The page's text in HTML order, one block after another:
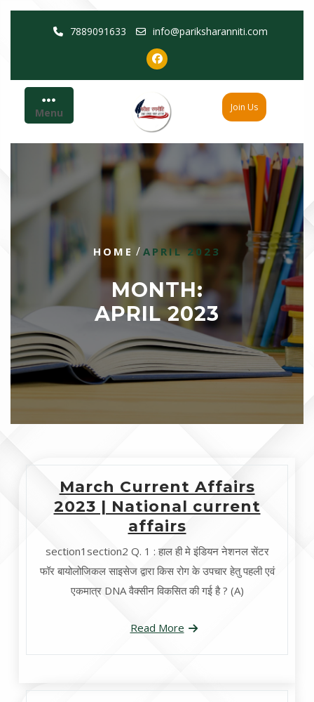
7889091633 info@pariksharanniti.com
Menu Join Us
HOME / APRIL 2023
MONTH:
APRIL 2023
March Current Affairs
2023 | National current
affairs
section1section2 Q. 1 : हाल ही मे इंडियन नेशनल सेंटर
फॉर बायोलोजिकल साइसेज द्वारा किस रोग के उपचार हेतु पहली एवं
एकमात्र DNA वैक्सीन विकसित की गई है ? (A)
Read More